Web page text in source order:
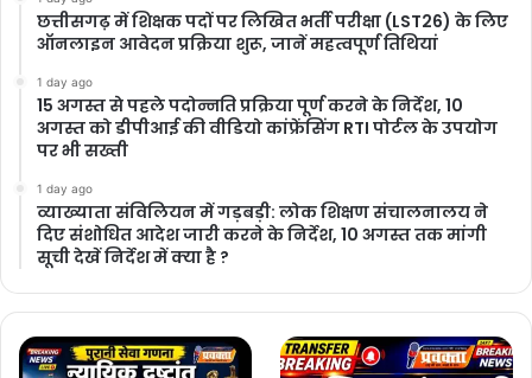
छत्तीसगढ़ में शिक्षक पदों पर लिखित भर्ती परीक्षा (LST26) के लिए
ऑनलाइन आवेदन प्रक्रिया शुरू, जानें महत्वपूर्ण तिथियां
1 day ago
15 अगस्त से पहले पदोन्नति प्रक्रिया पूर्ण करने के निर्देश, 10
अगस्त को डीपीआई की वीडियो कांफ्रेंसिंग RTI पोर्टल के उपयोग
पर भी सख्ती
1 day ago
​व्याख्याता संविलियन में गड़बड़ी: लोक शिक्षण संचालनालय ने
दिए संशोधित आदेश जारी करने के निर्देश, 10 अगस्त तक मांगी
सूची देखें निर्देश में क्या है ?